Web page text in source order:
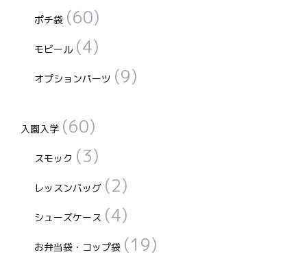
ポチ袋 (60)
モビール (4)
オプションパーツ (9)
入園入学 (60)
スモック (3)
レッスンバッグ (2)
シューズケース (4)
お弁当袋・コップ袋 (19)